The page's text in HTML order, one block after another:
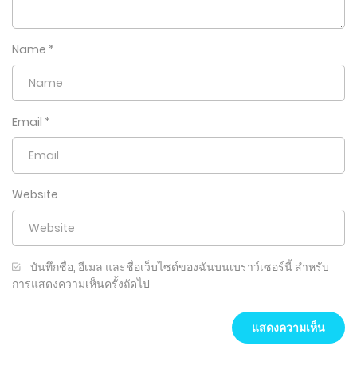
Name *
Email *
Website
บันทึกชื่อ, อีเมล และชื่อเว็บไซต์ของฉันบนเบราว์เซอร์นี้ สำหรับ
การแสดงความเห็นครั้งถัดไป